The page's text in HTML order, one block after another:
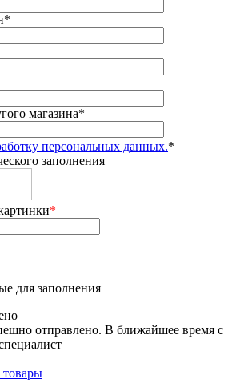
*
магазина*
персональных данных.*
заполнения
*
для заполнения
отправлено. В ближайшее время с